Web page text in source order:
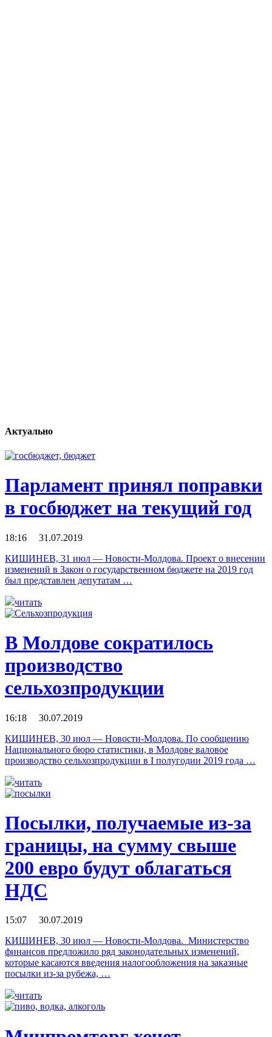
Актуально
Парламент принял поправки
в госбюджет на текущий год
18:16 31.07.2019
КИШИНЕВ, 31 июл — Новости-Молдова. Проект о внесении
изменений в Закон о государственном бюджете на 2019 год
был представлен депутатам …
читать
В Молдове сократилось
производство
сельхозпродукции
16:18 30.07.2019
КИШИНЕВ, 30 июл — Новости-Молдова. По сообщению
Национального бюро статистики, в Молдове валовое
производство сельхозпродукции в I полугодии 2019 года …
читать
Посылки, получаемые из-за
границы, на сумму свыше
200 евро будут облагаться
НДС
15:07 30.07.2019
КИШИНЕВ, 30 июл — Новости-Молдова. Министерство
финансов предложило ряд законодательных изменений,
которые касаются введения налогообложения на заказные
посылки из-за рубежа, …
читать